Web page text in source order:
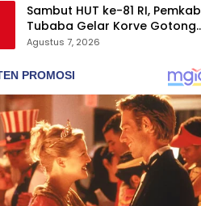
Sambut HUT ke-81 RI, Pemkab
Tubaba Gelar Korve Gotong
Royong dan Bersih-Bersih
Agustus 7, 2026